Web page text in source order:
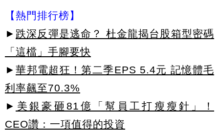
【熱門排行榜】
► 跌深反彈是逃命？ 杜金龍揭台股箱型密碼
「這檔」手腳要快
► 華邦電超狂！第二季EPS 5.4元 記憶體毛
利率飆至70.3%
► 美銀豪砸81億「幫員工打瘦瘦針」！
CEO讚：一項值得的投資